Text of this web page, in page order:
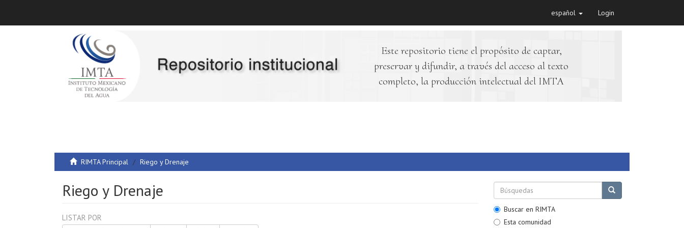
español Login
Este repositorio tiene el propósito de captar,
preservar y difundir, a través del acceso al texto
completo, la producción intelectual del IMTA
RIMTA Principal Riego y Drenaje
Riego y Drenaje
LISTAR POR
Buscar en RIMTA
Esta comunidad